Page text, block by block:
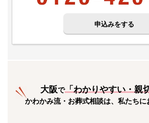
申込みをする
大阪で「わかりやすい・親
かわかみ流・お葬式相談は、私たちに